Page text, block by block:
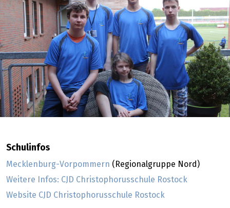
Schulinfos
Mecklenburg-Vorpommern (Regionalgruppe Nord)
Weitere Infos: CJD Christophorusschule Rostock
Website CJD Christophorusschule Rostock